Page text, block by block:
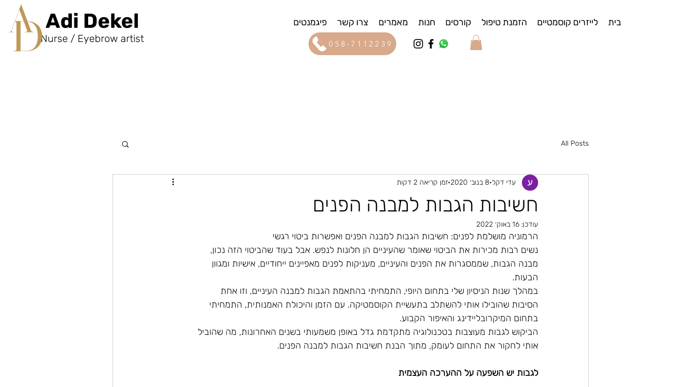
Adi Dekel
Nurse / Eyebrow artist
בית לייזרים קוסמטיים הזמנת טיפול קורסים חנות מאמרים צרו קשר פיגמנטים
058-7112239
All Posts
חשיבות הגבות למבנה הפנים
עדי דקל 8 בנוב׳ 2020 זמן קריאה 2 דקות
עודכן: 16 באוק׳ 2022
הרמוניה מושלמת לפנים: חשיבות הגבות למבנה הפנים ואפשרות ביטוי רגשי
נשים רבות מכירות את הביטוי שאומר שהעיניים הן חלונות לנפש. אבל בעוד שהביטוי הזה נכון,
מבנה הגבות, שממסגרות את הפנים והעיניים, מעניקות לפנים מאפיינים ייחודיים, אישיות ומגוון
הבעות.
במהלך שנות הניסיון שלי בתחום היופי, התמחיתי בהתאמת הגבות למבנה העיניים, וזו אחת
הסיבות שהובילו אותי להשתלב בתעשיית הקוסמטיקה. עם הזמן והיכולת האמנותית, התמחיתי
בתחום המיקרובליידינג והאיפור הקבוע.
הביקוש לגבות מעוצבות בטכנולוגיה מתקדמת גדל באופן משמעותי בשנים האחרונות, מה שהוביל
אותי לחקור את התחום לעומק, מתוך הבנת חשיבות הגבות למבנה הפנים.
לגבות יש השפעה על ההערכה העצמית